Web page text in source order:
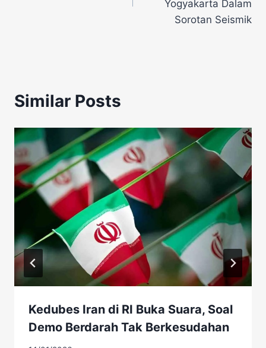
Yogyakarta Dalam
Sorotan Seismik
Similar Posts
Kedubes Iran di RI Buka Suara, Soal
Demo Berdarah Tak Berkesudahan